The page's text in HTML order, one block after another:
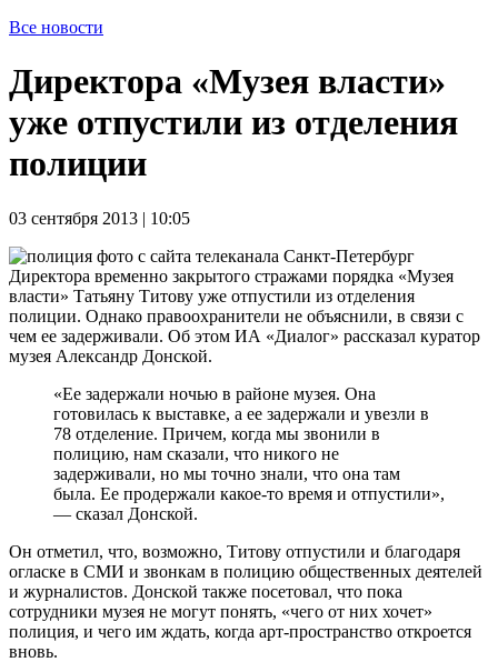
Все новости
Директора «Музея власти»
уже отпустили из отделения
полиции
03 сентября 2013 | 10:05
Директора временно закрытого стражами порядка «Музея
власти» Татьяну Титову уже отпустили из отделения
полиции. Однако правоохранители не объяснили, в связи с
чем ее задерживали. Об этом ИА «Диалог» рассказал куратор
музея Александр Донской.
«Ее задержали ночью в районе музея. Она
готовилась к выставке, а ее задержали и увезли в
78 отделение. Причем, когда мы звонили в
полицию, нам сказали, что никого не
задерживали, но мы точно знали, что она там
была. Ее продержали какое-то время и отпустили»,
— сказал Донской.
Он отметил, что, возможно, Титову отпустили и благодаря
огласке в СМИ и звонкам в полицию общественных деятелей
и журналистов. Донской также посетовал, что пока
сотрудники музея не могут понять, «чего от них хочет»
полиция, и чего им ждать, когда арт-пространство откроется
вновь.